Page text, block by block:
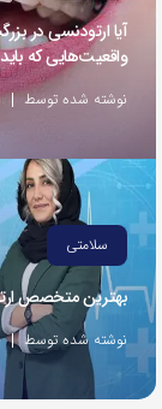
دوستان
خود
اشتراک
بگذارید.
کپی
لینک
آیا ارتودنسی در
واقعیت‌هایی که
نوشته شده توسط
سلامتی
بهترین متخصص
نوشته شده توسط